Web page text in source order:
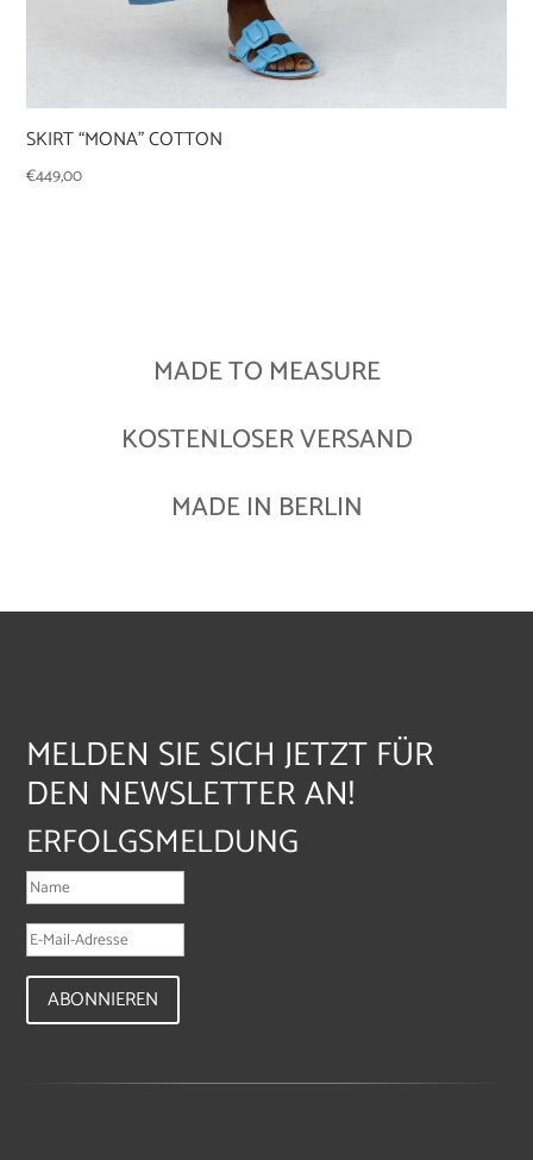
SKIRT “MONA” COTTON
€449,00
MADE TO MEASURE
KOSTENLOSER VERSAND
MADE IN BERLIN
MELDEN SIE SICH JETZT FÜR
DEN NEWSLETTER AN!
ERFOLGSMELDUNG
ABONNIEREN